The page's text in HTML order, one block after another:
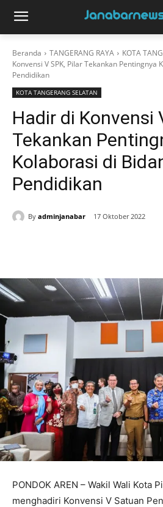
Beranda TANGERANG RAYA KOTA
Konvensi V SPK, Pilar Tekankan Pentingnya
Pendidikan
KOTA TANGERANG SELATAN
Hadir di Konvensi
Tekankan
Kolaborasi di
Pendidikan
By adminjanabar 17 Oktober 2022
PONDOK AREN – Wakil Wali Kota
menghadiri Konvensi V Satuan